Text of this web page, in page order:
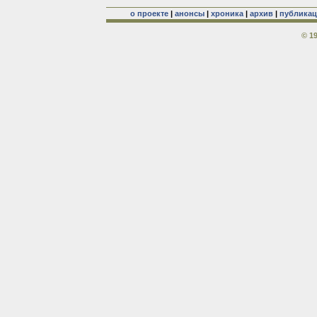
о проекте| анонсы| хроника| архив|
©